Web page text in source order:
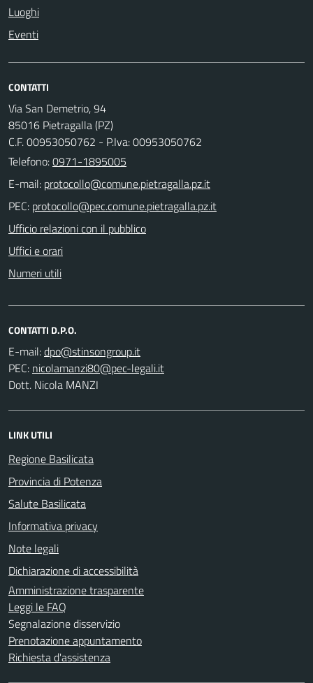
Luoghi
Eventi
CONTATTI
Via San Demetrio, 94
85016 Pietragalla (PZ)
C.F. 00953050762 - P.Iva: 00953050762
Telefono:0971-1895005
E-mail:
PEC:
Ufficio relazioni con il pubblico
Uffici e orari
Numeri utili
CONTATTI D.P.O.
E-mail:
PEC:
Dott. Nicola MANZI
LINK UTILI
Regione Basilicata
Provincia di Potenza
Salute Basilicata
Informativa privacy
Note legali
Dichiarazione di accessibilità
Amministrazione trasparente
Leggi le FAQ
Segnalazione disservizio
Prenotazione appuntamento
Richiesta d'assistenza